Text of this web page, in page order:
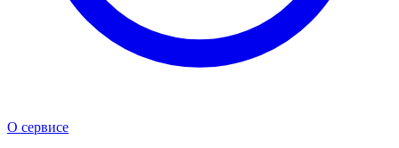
О сервисе